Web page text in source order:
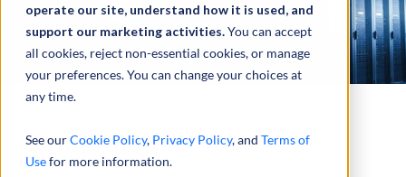
operate our site, understand how it is used, and
support our marketing activities.You can accept
all cookies, reject non-essential cookies, or manage
your preferences. You can change your choices at
any time.
See ourCookie Policy, Privacy Policy, and Terms of
Usefor more information.
Technologie